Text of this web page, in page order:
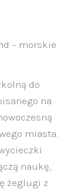
– morskie
do
na
miasta.
naukę,
żeglugi z